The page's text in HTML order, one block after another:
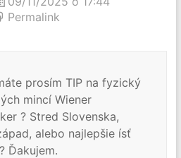
Permalink
prosím TIP na fyzický
mincí Wiener
? Stred Slovenska,
alebo najlepšie ísť
Ďakujem.